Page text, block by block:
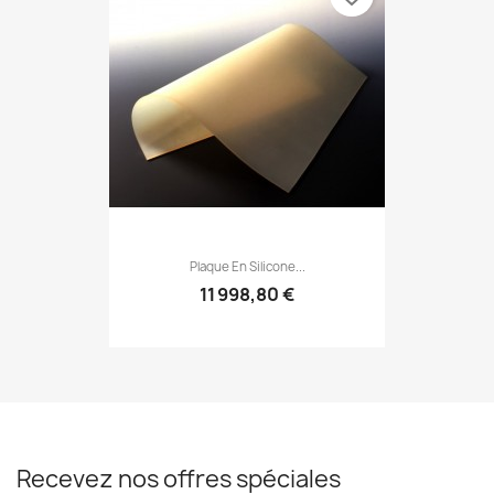
Plaque En Silicone...
11 998,80 €
Recevez nos offres spéciales